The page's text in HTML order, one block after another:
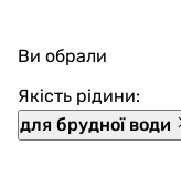
Наш магазин
для брудної води,
каналізаційні,
Ви обрали
Якість рідини:
для брудної води